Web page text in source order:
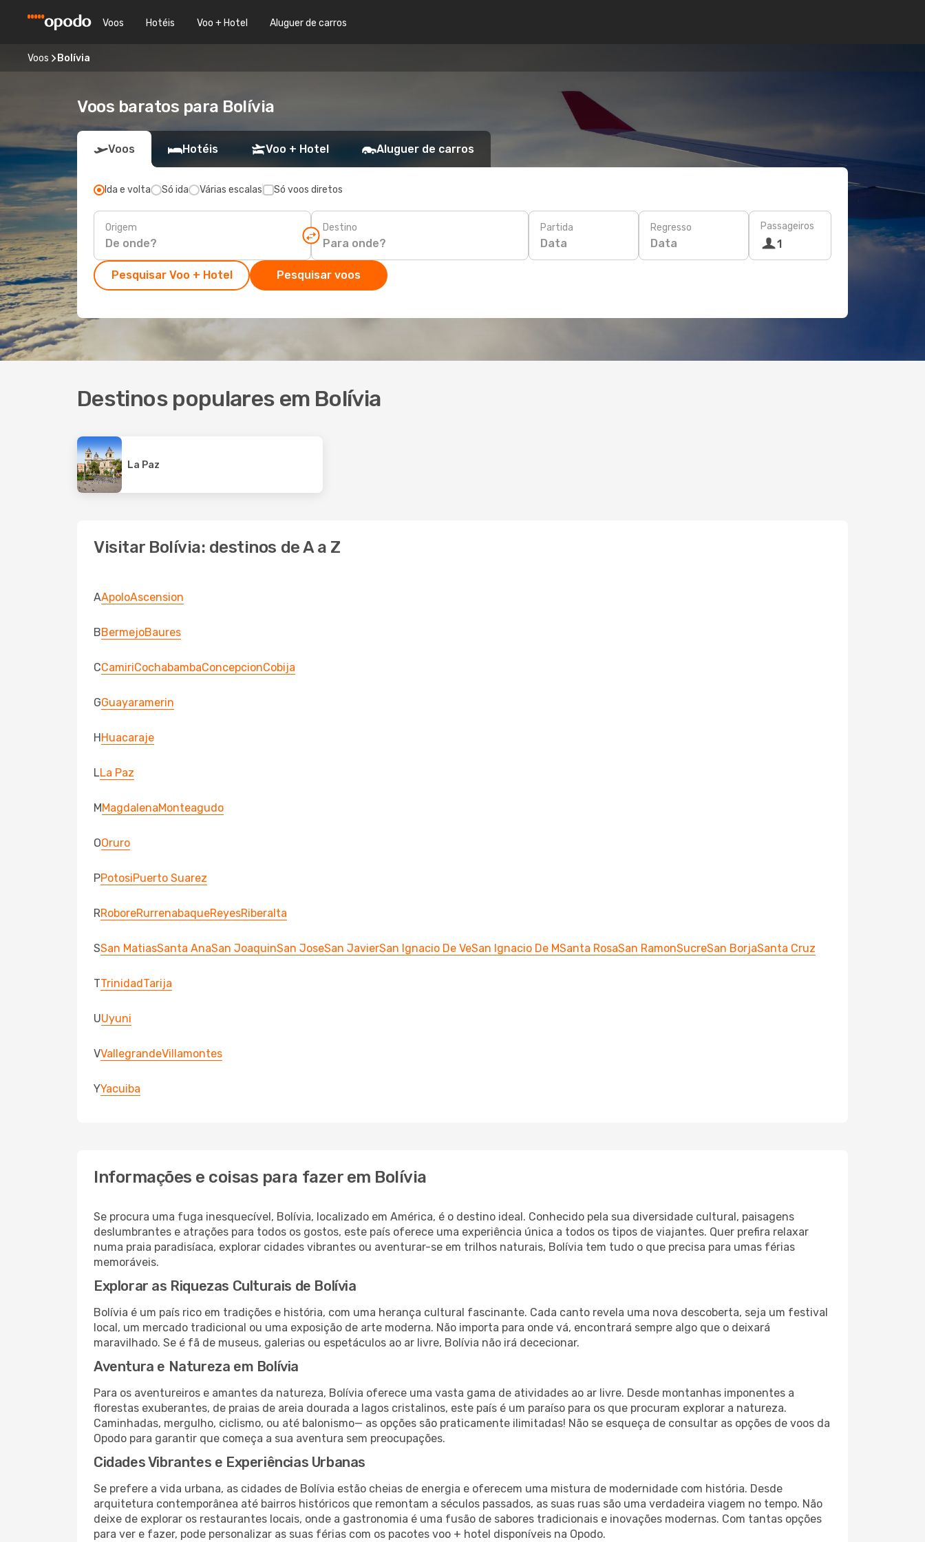
Voos Hotéis Voo + Hotel Aluguer de carros
Voos Bolívia
Voos baratos para Bolívia
Voos Hotéis Voo + Hotel Aluguer de carros
Ida e volta Só ida Várias escalas Só voos diretos
Origem Destino Partida
Data
Regresso
Data
Passageiros
1
Pesquisar Voo + Hotel Pesquisar voos
Destinos populares em Bolívia
La Paz
Visitar Bolívia: destinos de A a Z
AApoloAscension
BBermejoBaures
CCamiriCochabambaConcepcionCobija
GGuayaramerin
HHuacaraje
LLa Paz
MMagdalenaMonteagudo
OOruro
PPotosiPuerto Suarez
RRoboreRurrenabaqueReyesRiberalta
SSan MatiasSanta AnaSan JoaquinSan JoseSan JavierSan Ignacio De VeSan Ignacio De MSanta RosaSan RamonSucreSan BorjaSanta Cruz
TTrinidadTarija
UUyuni
VVallegrandeVillamontes
YYacuiba
Informações e coisas para fazer em Bolívia
Se procura uma fuga inesquecível, Bolívia, localizado em América, é o destino ideal. Conhecido pela sua diversidade cultural, paisagens
deslumbrantes e atrações para todos os gostos, este país oferece uma experiência única a todos os tipos de viajantes. Quer prefira relaxar
numa praia paradisíaca, explorar cidades vibrantes ou aventurar-se em trilhos naturais, Bolívia tem tudo o que precisa para umas férias
memoráveis.
Explorar as Riquezas Culturais de Bolívia
Bolívia é um país rico em tradições e história, com uma herança cultural fascinante. Cada canto revela uma nova descoberta, seja um festival
local, um mercado tradicional ou uma exposição de arte moderna. Não importa para onde vá, encontrará sempre algo que o deixará
maravilhado. Se é fã de museus, galerias ou espetáculos ao ar livre, Bolívia não irá dececionar.
Aventura e Natureza em Bolívia
Para os aventureiros e amantes da natureza, Bolívia oferece uma vasta gama de atividades ao ar livre. Desde montanhas imponentes a
florestas exuberantes, de praias de areia dourada a lagos cristalinos, este país é um paraíso para os que procuram explorar a natureza.
Caminhadas, mergulho, ciclismo, ou até balonismo— as opções são praticamente ilimitadas! Não se esqueça de consultar as opções de voos da
Opodo para garantir que começa a sua aventura sem preocupações.
Cidades Vibrantes e Experiências Urbanas
Se prefere a vida urbana, as cidades de Bolívia estão cheias de energia e oferecem uma mistura de modernidade com história. Desde
arquitetura contemporânea até bairros históricos que remontam a séculos passados, as suas ruas são uma verdadeira viagem no tempo. Não
deixe de explorar os restaurantes locais, onde a gastronomia é uma fusão de sabores tradicionais e inovações modernas. Com tantas opções
para ver e fazer, pode personalizar as suas férias com os pacotes voo + hotel disponíveis na Opodo.